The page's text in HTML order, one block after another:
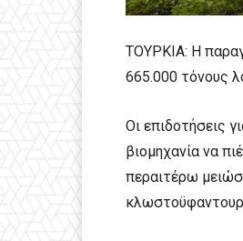
ΤΟΥΡΚΙΑ: Η
665.000 τόνους
Οι επιδοτήσεις
βιομηχανία να
περαιτέρω